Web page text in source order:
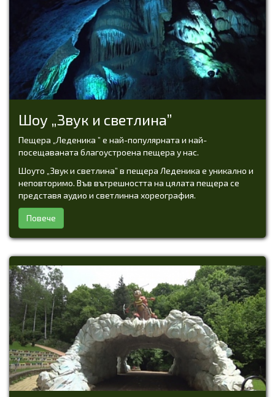
Шоу „Звук и светлина”
Пещера „Леденика ” е най-популярната и най-
посещаваната благоустроена пещера у нас.
Шоуто „Звук и светлина” в пещера Леденика е уникално и
неповторимо. Във вътрешността на цялата пещера се
представя аудио и светлинна хореография.
Повече